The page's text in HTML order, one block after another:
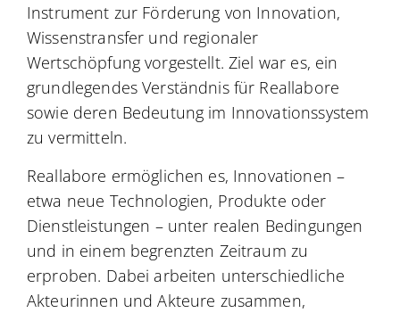
Instrument zur Förderung von Innovation,
Wissenstransfer und regionaler
Wertschöpfung vorgestellt. Ziel war es, ein
grundlegendes Verständnis für Reallabore
sowie deren Bedeutung im Innovationssystem
zu vermitteln.
Reallabore ermöglichen es, Innovationen –
etwa neue Technologien, Produkte oder
Dienstleistungen – unter realen Bedingungen
und in einem begrenzten Zeitraum zu
erproben. Dabei arbeiten unterschiedliche
Akteurinnen und Akteure zusammen,